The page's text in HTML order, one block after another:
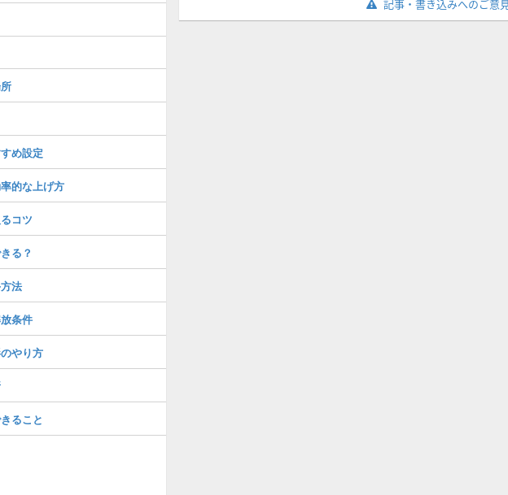
記事・書き込みへのご意
め設定
的な上げ方
コツ
る？
法
条件
やり方
ること